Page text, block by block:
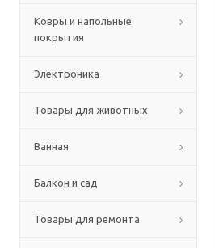
Ковры и напольные
покрытия
Электроника
Товары для животных
Ванная
Балкон и сад
Товары для ремонта